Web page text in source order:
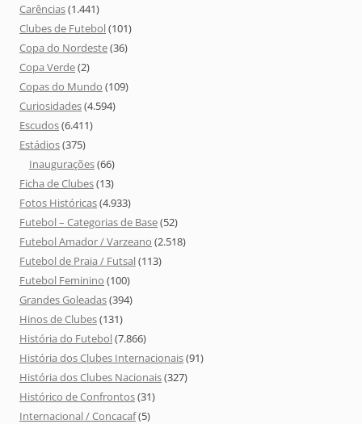
Carências(1.441)
Clubes de Futebol(101)
Copa do Nordeste(36)
Copa Verde(2)
Copas do Mundo (109)
Curiosidades(4.594)
Escudos(6.411)
Estádios(375)
Inaugurações(66)
Ficha de Clubes(13)
Fotos Históricas(4.933)
Futebol – Categorias de Base(52)
Futebol Amador / Varzeano (2.518)
Futebol de Praia / Futsal(113)
Futebol Feminino (100)
Grandes Goleadas(394)
Hinos de Clubes(131)
História do Futebol(7.866)
História dos Clubes Internacionais(91)
História dos Clubes Nacionais(327)
Histórico de Confrontos(31)
Internacional / Concacaf(5)